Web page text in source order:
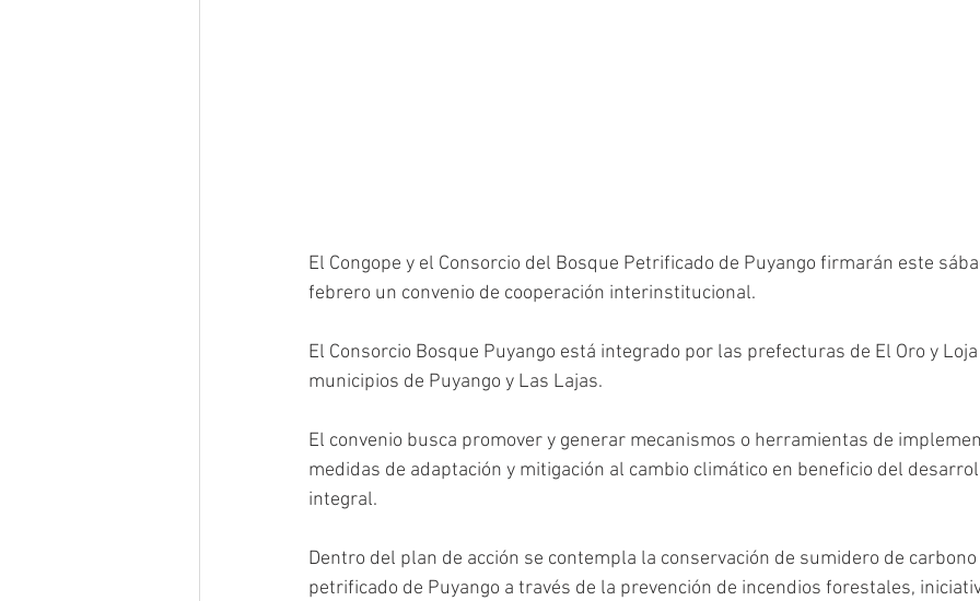
El Congope y el Consorcio del Bosque Petrificado de Puyango firmarán este
febrero un convenio de cooperación interinstitucional.
El Consorcio Bosque Puyango está integrado por las prefecturas de El Oro y
municipios de Puyango y Las Lajas.
El convenio busca promover y generar mecanismos o herramientas de
medidas de adaptación y mitigación al cambio climático en beneficio del
integral.
Dentro del plan de acción se contempla la conservación de sumidero de
petrificado de Puyango a través de la prevención de incendios forestales,